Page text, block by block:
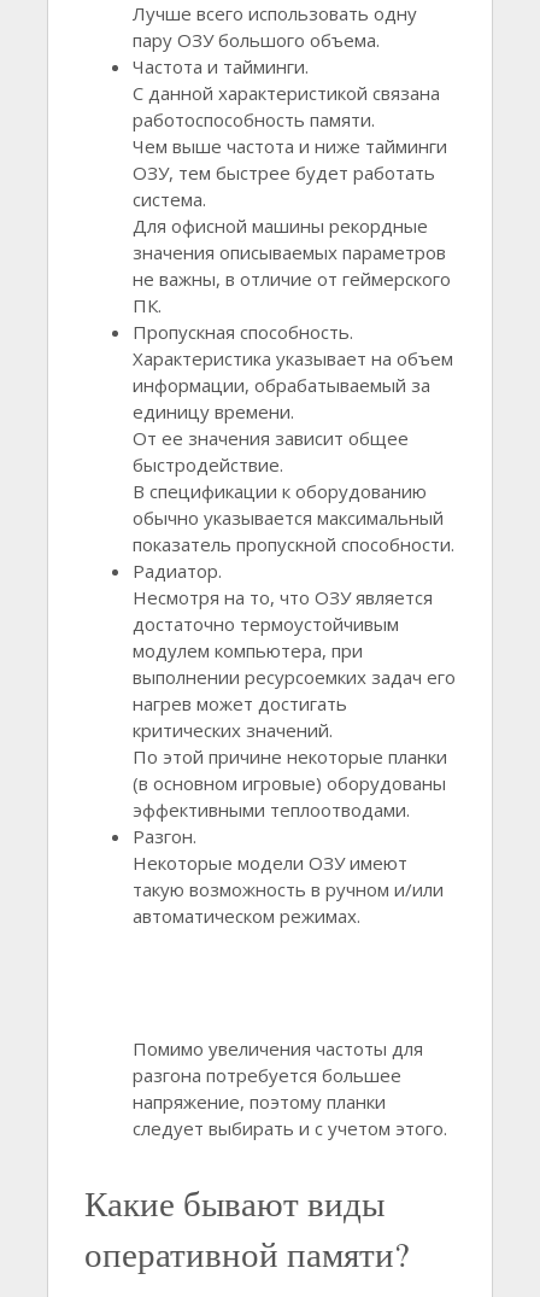
Лучше всего использовать одну
пару ОЗУ большого объема.
Частота и тайминги.
С данной характеристикой связана
работоспособность памяти.
Чем выше частота и ниже тайминги
ОЗУ, тем быстрее будет работать
система.
Для офисной машины рекордные
значения описываемых параметров
не важны, в отличие от геймерского
ПК.
Пропускная способность.
Характеристика указывает на объем
информации, обрабатываемый за
единицу времени.
От ее значения зависит общее
быстродействие.
В спецификации к оборудованию
обычно указывается максимальный
показатель пропускной способности.
Радиатор.
Несмотря на то, что ОЗУ является
достаточно термоустойчивым
модулем компьютера, при
выполнении ресурсоемких задач его
нагрев может достигать
критических значений.
По этой причине некоторые планки
(в основном игровые) оборудованы
эффективными теплоотводами.
Разгон.
Некоторые модели ОЗУ имеют
такую возможность в ручном и/или
автоматическом режимах.
Помимо увеличения частоты для
разгона потребуется большее
напряжение, поэтому планки
следует выбирать и с учетом этого.
Какие бывают виды
оперативной памяти?